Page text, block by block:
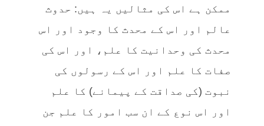
ممکن ہے اس کی مثالیں یہ ہیں: حدوث
عالم اور اس کے محدث کا وجود اور اس
محدث کی وحدانیت کا علم، اور اس کی
صفات کا علم اور اس کے رسولوں کی
نبوت (کی صداقت کے پیمانے) کا علم
اور اس نوع کے ان سب امور کا علم جن